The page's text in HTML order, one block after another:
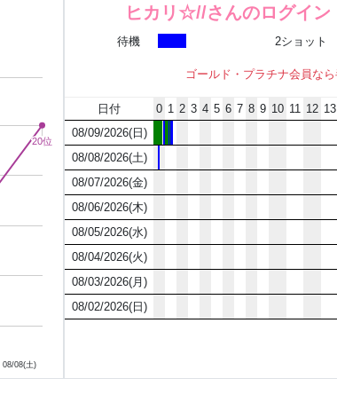
・入ってすぐに脱いでや
・最初と最後
楽しい時間の後はにこ
楽しい良い時間になれば・
20位
20位
08/08(土)
ヒカリ☆//さんのログイン
待機 2ショット
ゴールド・プラチナ会員な
日付 0 1 2 3 4 5 6 7 8 9 10 11 12 13
08/09/2026(日)
08/08/2026(土)
08/07/2026(金)
08/06/2026(木)
08/05/2026(水)
08/04/2026(火)
08/03/2026(月)
08/02/2026(日)